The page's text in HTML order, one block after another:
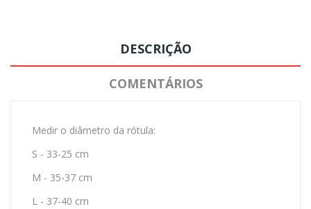
DESCRIÇÃO
COMENTÁRIOS
Medir o diâmetro da rótula:
S - 33-25 cm
M - 35-37 cm
L - 37-40 cm